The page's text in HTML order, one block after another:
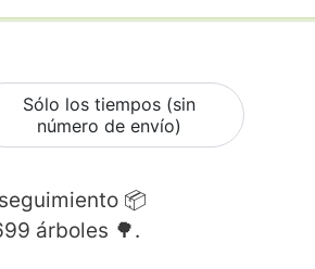
Sólo los tiempos (sin
número de envío)
📦
árboles 🌳.